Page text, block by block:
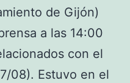
de Gijón)
a las 14:00
con el
08). Estuvo en el